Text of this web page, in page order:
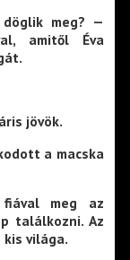
meg? —
amitől Éva
jövök.
a macska
fiával meg az
találkozni. Az
világa.